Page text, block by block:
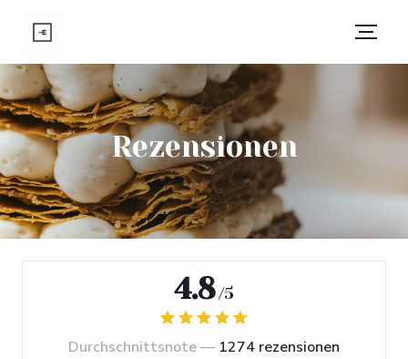
Rezensionen
4.8 /5
Durchschnittsnote — 1274 rezensionen